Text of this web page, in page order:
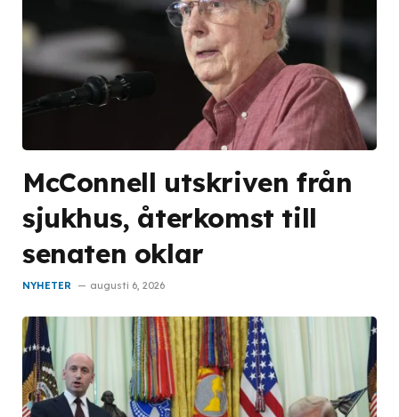
McConnell utskriven från
sjukhus, återkomst till
senaten oklar
NYHETER augusti 6, 2026